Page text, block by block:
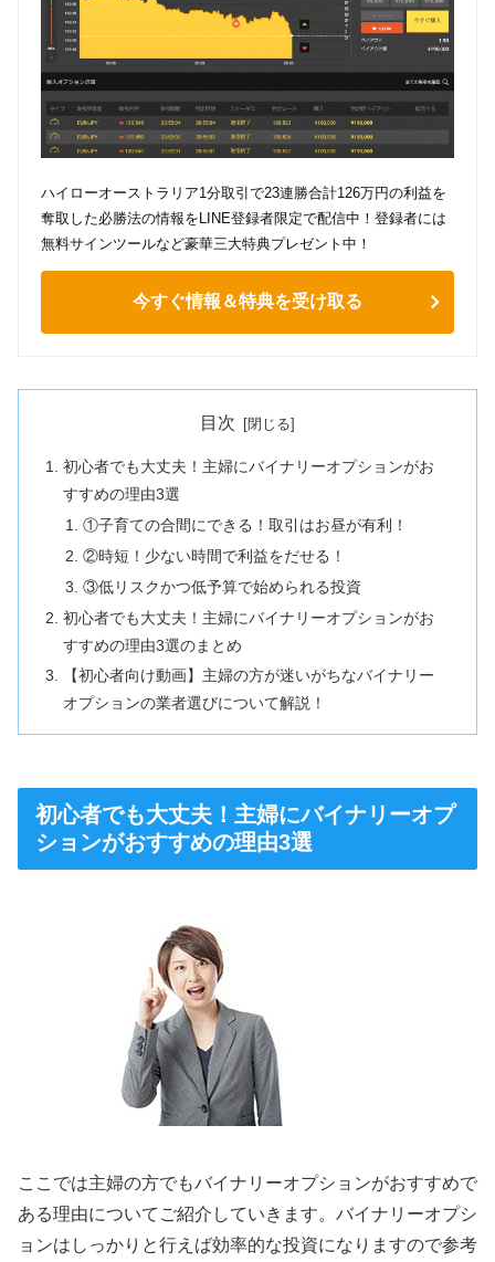
ハイローオーストラリア1分取引で23連勝合計126万円の利益を
奪取した必勝法の情報をLINE登録者限定で配信中！登録者には
無料サインツールなど豪華三大特典プレゼント中！
今すぐ情報＆特典を受け取る
目次
初心者でも大丈夫！主婦にバイナリーオプションがお
すすめの理由3選
①子育ての合間にできる！取引はお昼が有利！
②時短！少ない時間で利益をだせる！
③低リスクかつ低予算で始められる投資
初心者でも大丈夫！主婦にバイナリーオプションがお
すすめの理由3選のまとめ
【初心者向け動画】主婦の方が迷いがちなバイナリー
オプションの業者選びについて解説！
初心者でも大丈夫！主婦にバイナリーオプ
ションがおすすめの理由3選
ここでは主婦の方でもバイナリーオプションがおすすめで
ある理由についてご紹介していきます。バイナリーオプシ
ョンはしっかりと行えば効率的な投資になりますので参考